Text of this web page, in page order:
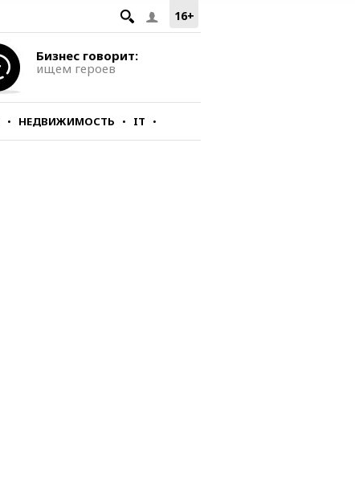
16+
Бизнес говорит:
ищем героев
НЕДВИЖИМОСТЬ IT